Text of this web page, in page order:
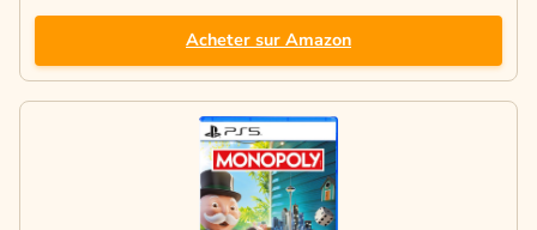
Acheter sur Amazon